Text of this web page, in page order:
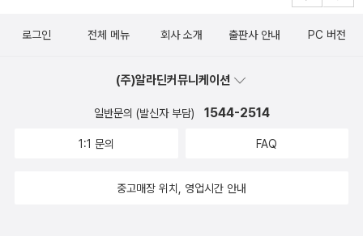
달이 가장 효과적으로 이루어진다는 점입니다. 특히 영유아기 아이들
은 부모와의 안정적인 애착 관계 안에서 긍정적인 상호작용이 이루어
때 아이의 말문은 터집니다. 언어 이해를 돕는 충분한 맥락과 단서, 스
로그인 전체 메뉴 회사 소개 출판사 안내 PC 버전
(주)알라딘커뮤니케이션
일반문의 (발신자 부담) 1544-2514
1:1 문의 FAQ
중고매장 위치, 영업시간 안내